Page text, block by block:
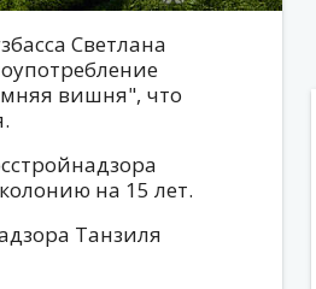
Светлана
вишня", что
на 15 лет.
Танзиля